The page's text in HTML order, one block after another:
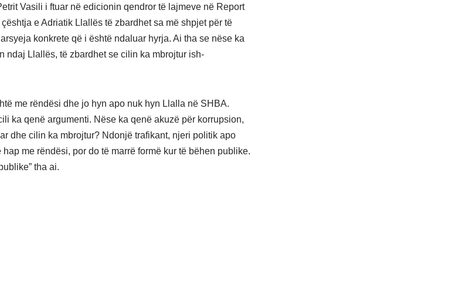
Vasili i ftuar në edicionin qendror të lajmeve në Report
e Adriatik Llallës të zbardhet sa më shpjet për të
konkrete që i është ndaluar hyrja. Ai tha se nëse ka
ndaj Llallës, të zbardhet se cilin ka mbrojtur ish-
me rëndësi dhe jo hyn apo nuk hyn Llalla në SHBA.
ka qenë argumenti. Nëse ka qenë akuzë për korrupsion,
dhe cilin ka mbrojtur? Ndonjë trafikant, njeri politik apo
me rëndësi, por do të marrë formë kur të bëhen publike.
tha ai.